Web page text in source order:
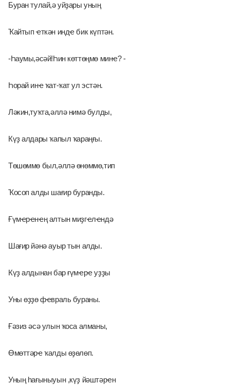
Буран тулай,ә уйҙары уның
Ҡайтып ҽткән индҽ бик күптән.
-Һаумы,әсәй!Һин көттөңмө минҽ? -
Һорай инҽ ҡат-ҡат ул эстән.
Ләкин,туҡта,әллә нимә булды,
Күҙ алдары ҡапыл ҡараңғы.
Төшөммө был,әллә өнөммө,тип
Ҡосоп алды шағир буранды.
Ғүмҽрҽнҽң алтын миҙгҽлҽндә
Шағир йәнә ауыр тын алды.
Күҙ алдынан бар ғүмҽрҽ уҙҙы
Уны өҙҙө фҽвраль бураны.
Ғәзиз әсә улын ҡоса алманы,
Өмөттәрҽ ҡалды өҙөлөп.
Уның һағыныуын ,күҙ йәштәрҽн